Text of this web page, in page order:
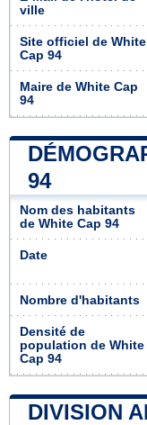
ville
Site officiel de White
Cap 94
Maire de White Cap
94
94
Nom des habitants
de White Cap 94
Date
Nombre d'habitants
Densité de
population de White
Cap 94
DIVISION